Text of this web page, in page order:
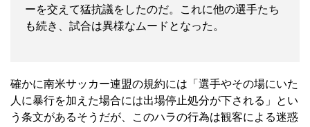
ーを交えて猛抗議をしたのだ。これに他の選手たち
も続き、試合は異様なムードとなった。
確かに南米サッカー連盟の規約には「選手やその場にいた
人に暴行を加えた場合には出場停止処分が下される」とい
う条文があるそうだが、このハラの行為は観客による迷惑